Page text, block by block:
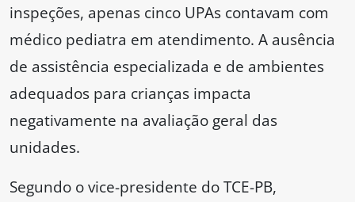
inspeções, apenas cinco UPAs contavam com
médico pediatra em atendimento. A ausência
de assistência especializada e de ambientes
adequados para crianças impacta
negativamente na avaliação geral das
unidades.
Segundo o vice-presidente do TCE-PB,